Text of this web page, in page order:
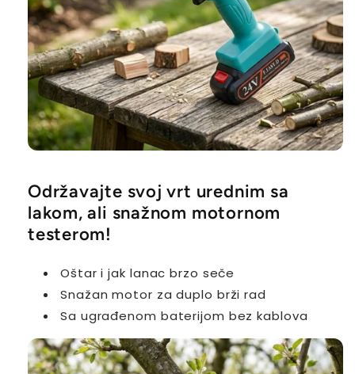
Održavajte svoj vrt urednim sa
lakom, ali snažnom motornom
testerom!
Oštar i jak lanac brzo seče
Snažan motor za duplo brži rad
Sa ugrađenom baterijom bez kablova